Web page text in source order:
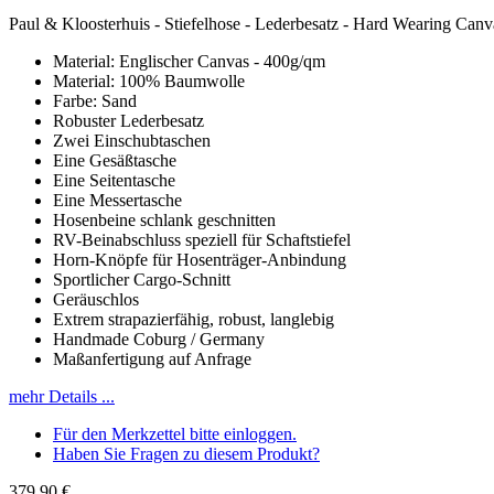
Paul & Kloosterhuis - Stiefelhose - Lederbesatz - Hard Wearing
Material: Englischer Canvas - 400g/qm
Material: 100% Baumwolle
Farbe: Sand
Robuster Lederbesatz
Zwei Einschubtaschen
Eine Gesäßtasche
Eine Seitentasche
Eine Messertasche
Hosenbeine schlank geschnitten
RV-Beinabschluss speziell für Schaftstiefel
Horn-Knöpfe für Hosenträger-Anbindung
Sportlicher Cargo-Schnitt
Geräuschlos
Extrem strapazierfähig, robust, langlebig
Handmade Coburg / Germany
Maßanfertigung auf Anfrage
mehr Details ...
Für den Merkzettel bitte einloggen.
Haben Sie Fragen zu diesem Produkt?